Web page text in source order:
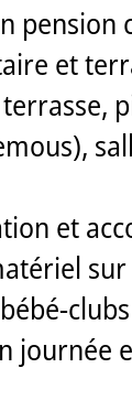
et
et
journée